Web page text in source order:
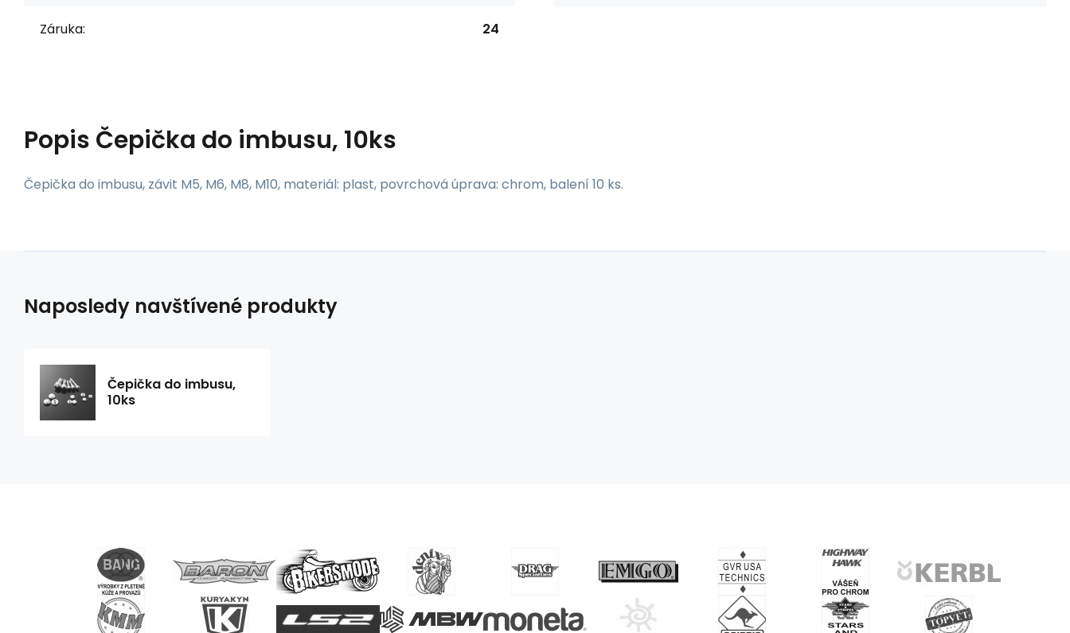
Záruka: 24
Popis Čepička do imbusu, 10ks
Čepička do imbusu, závit M5, M6, M8, M10, materiál: plast, povrchová úprava: chrom, balení 10 ks.
Naposledy navštívené produkty
Čepička do imbusu,
10ks